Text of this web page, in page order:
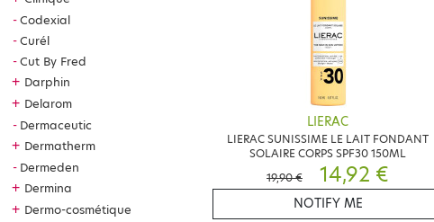
Codexial
Curél
Cut By Fred
+ Darphin
+ Delarom
Dermaceutic
+ Dermatherm
Dermeden
+ Dermina
+ Dermo-cosmétique
LIERAC
LIERAC SUNISSIME LE LAIT FONDANT
SOLAIRE CORPS SPF30 150ML
19,90 €
14,92 €
NOTIFY ME